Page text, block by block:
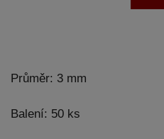
Průměr: 3 mm
Balení: 50 ks